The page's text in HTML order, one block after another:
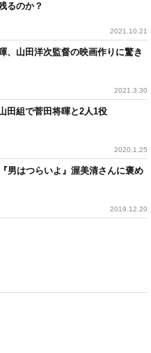
るのか？
2021.10.21
、山田洋次監督の映画作りに驚き
2021.3.30
田組で菅田将暉と2人1役
2020.1.25
男はつらいよ』渥美清さんに褒め
2019.12.20